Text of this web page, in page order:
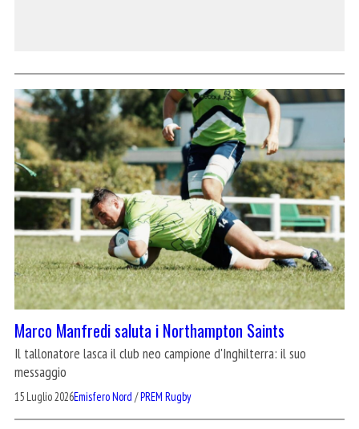
Marco Manfredi saluta i Northampton Saints
Il tallonatore lasca il club neo campione d'Inghilterra: il suo
messaggio
15 Luglio 2026Emisfero Nord /PREM Rugby